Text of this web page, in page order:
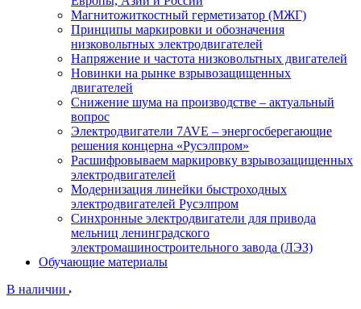
Магнитожиткостный герметизатор (МЖГ)
Принципы маркировки и обозначения
низковольтных электродвигателей
Напряжение и частота низковольтных двигателей
Новинки на рынке взрывозащищенных
двигателей
Снижение шума на производстве – актуальный
вопрос
Электродвигатели 7AVE – энергосберегающие
решения концерна «Русэлпром»
Расшифровываем маркировку взрывозащищенных
электродвигателей
Модернизация линейки быстроходных
электродвигателей Русэлпром
Синхронные электродвигатели для привода
мельниц ленинградского
электромашиностроительного завода (ЛЭЗ)
Обучающие материалы
В наличии